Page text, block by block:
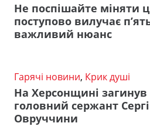
Не поспішайте міняти
поступово вилучає
важливий нюанс
Гарячі новини, Крик душі
На Херсонщині загинув
головний сержант
Овруччини